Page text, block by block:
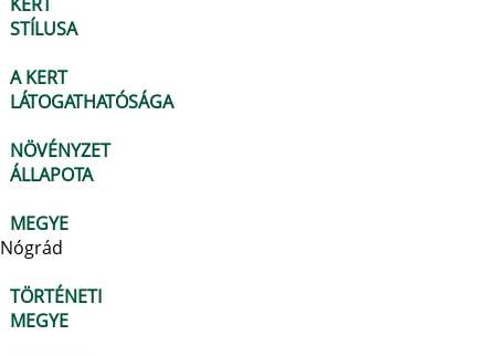
STÍLUSA
A KERT
LÁTOGATHATÓSÁGA
NÖVÉNYZET
ÁLLAPOTA
MEGYE
Nógrád
TÖRTÉNETI
MEGYE